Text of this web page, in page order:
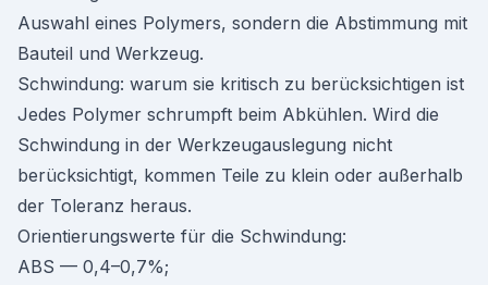
Auswahl eines Polymers, sondern die Abstimmung mit
Bauteil und Werkzeug.
Schwindung: warum sie kritisch zu berücksichtigen ist
Jedes Polymer schrumpft beim Abkühlen. Wird die
Schwindung in der Werkzeugauslegung nicht
berücksichtigt, kommen Teile zu klein oder außerhalb
der Toleranz heraus.
Orientierungswerte für die Schwindung:
ABS — 0,4–0,7%;